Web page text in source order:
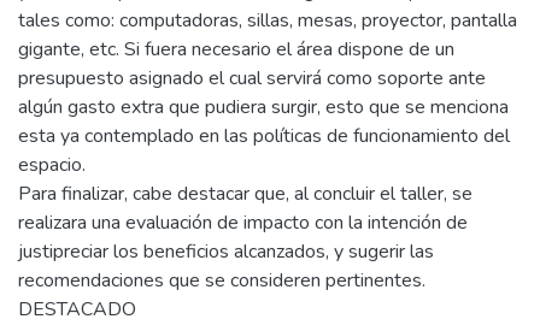
tales como: computadoras, sillas, mesas, proyector, pantalla
gigante, etc. Si fuera necesario el área dispone de un
presupuesto asignado el cual servirá como soporte ante
algún gasto extra que pudiera surgir, esto que se menciona
esta ya contemplado en las políticas de funcionamiento del
espacio.
Para finalizar, cabe destacar que, al concluir el taller, se
realizara una evaluación de impacto con la intención de
justipreciar los beneficios alcanzados, y sugerir las
recomendaciones que se consideren pertinentes.
DESTACADO